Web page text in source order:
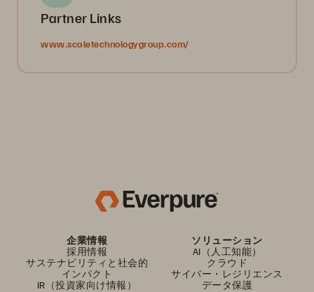
Partner Links
www.scaletechnologygroup.com/
企業情報
採用情報
サステナビリティと社会的
インパクト
IR（投資家向け情報）
ソリューション
AI（人工知能）
クラウド
サイバー・レジリエンス
データ保護